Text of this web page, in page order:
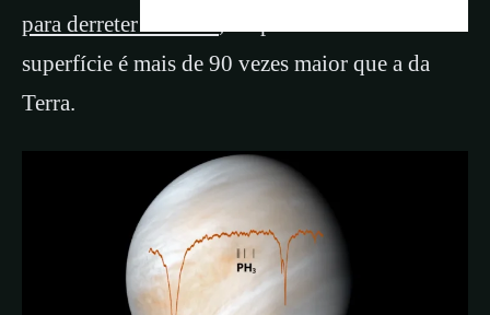
para derreter chumbo
superfície é mais de 90 vezes maior que a da
Terra.